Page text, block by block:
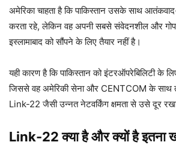
अमेरिका चाहता है कि पाकिस्तान उसके साथ
करता रहे, लेकिन वह अपनी सबसे संवेदनशील और
इस्लामाबाद को सौंपने के लिए तैयार नहीं है।
यही कारण है कि पाकिस्तान को इंटरऑपरेबिलिटी के
जिससे वह अमेरिकी सेना और CENTCOM के साथ
Link-22 जैसी उन्नत नेटवर्किंग क्षमता से उसे दूर
Link-22 क्या है और क्यों है इतना